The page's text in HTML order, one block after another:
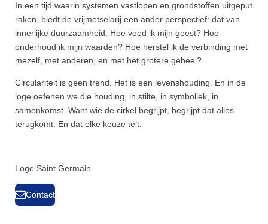
In een tijd waarin systemen vastlopen en grondstoffen uitgeput
raken, biedt de vrijmetselarij een ander perspectief: dat van
innerlijke duurzaamheid. Hoe voed ik mijn geest? Hoe
onderhoud ik mijn waarden? Hoe herstel ik de verbinding met
mezelf, met anderen, en met het grotere geheel?
Circulariteit is geen trend. Het is een levenshouding. En in de
loge oefenen we die houding, in stilte, in symboliek, in
samenkomst. Want wie de cirkel begrijpt, begrijpt dat alles
terugkomt. En dat elke keuze telt.
Loge Saint Germain
Contact